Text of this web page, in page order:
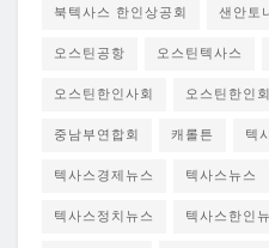
북텍사스 한인상공회 샌안토
오스틴공항 오스틴텍사스
오스틴한인사회 오스틴한인회
중남부연합회 캐롤튼 텍
텍사스경제뉴스 텍사스뉴스
텍사스정치뉴스 텍사스한인